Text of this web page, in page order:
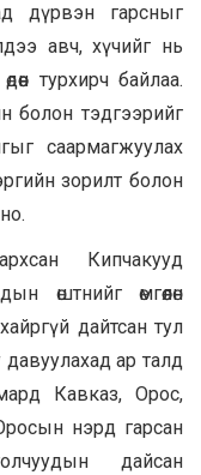
дүрвэн гарсныг
авч, хүчийг нь
турхирч байлаа.
болон тэдгээрийг
саармагжуулах
зорилт болон
Кипчакууд
өштнийг өмгөөлөн
дайтсан тул
давуулахад ар талд
Кавказ, Орос,
нэрд гарсан
дайсан